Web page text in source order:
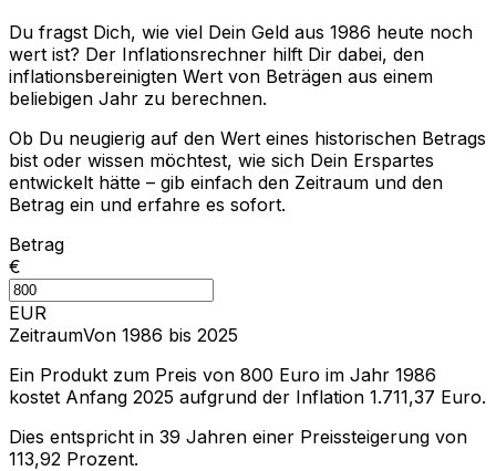
Du fragst Dich, wie viel Dein Geld aus 1986 heute noch
wert ist? Der Inflationsrechner hilft Dir dabei, den
inflationsbereinigten Wert von Beträgen aus einem
beliebigen Jahr zu berechnen.
Ob Du neugierig auf den Wert eines historischen Betrags
bist oder wissen möchtest, wie sich Dein Erspartes
entwickelt hätte – gib einfach den Zeitraum und den
Betrag ein und erfahre es sofort.
Betrag
€
EUR
ZeitraumVon 1986 bis 2025
Ein Produkt zum Preis von 800 Euro im Jahr 1986
kostet Anfang 2025 aufgrund der Inflation 1.711,37 Euro.
Dies entspricht in 39 Jahren einer Preissteigerung von
113,92 Prozent.